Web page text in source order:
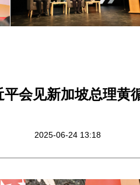
平会见新加坡总理黄
2025-06-24 13:18